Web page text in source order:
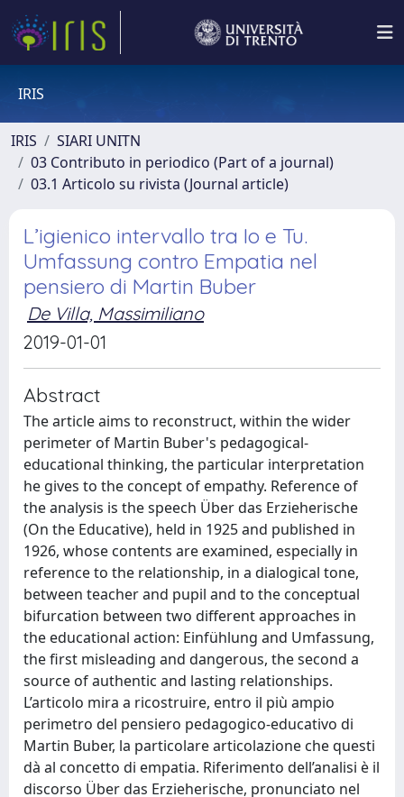
IRIS
IRIS
SIARI UNITN
03 Contributo in periodico (Part of a journal)
03.1 Articolo su rivista (Journal article)
L’igienico intervallo tra Io e Tu.
Umfassung contro Empatia nel
pensiero di Martin Buber
De Villa, Massimiliano
2019-01-01
Abstract
The article aims to reconstruct, within the wider
perimeter of Martin Buber's pedagogical-
educational thinking, the particular interpretation
he gives to the concept of empathy. Reference of
the analysis is the speech Über das Erzieherische
(On the Educative), held in 1925 and published in
1926, whose contents are examined, especially in
reference to the relationship, in a dialogical tone,
between teacher and pupil and to the conceptual
bifurcation between two different approaches in
the educational action: Einfühlung and Umfassung,
the first misleading and dangerous, the second a
source of authentic and lasting relationships.
L’articolo mira a ricostruire, entro il più ampio
perimetro del pensiero pedagogico-educativo di
Martin Buber, la particolare articolazione che questi
dà al concetto di empatia. Riferimento dell’analisi è il
discorso Über das Erzieherische, pronunciato nel